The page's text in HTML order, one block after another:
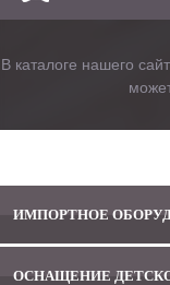
В каталоге нашего
ИМПОРТНОЕ
ОСНАЩЕНИЕ